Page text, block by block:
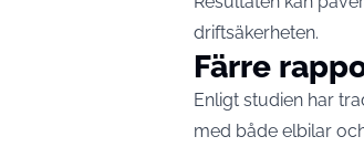
driftsäkerheten.
Färre
Enligt studien har
med både elbilar